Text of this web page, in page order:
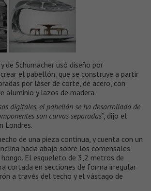
de Schumacher usó diseño por
el pabellón, que se construye a partir
por láser de corte, de acero, con
aluminio y lazos de madera.
digitales, el pabellón se ha desarrollado de
son curvas separadas”, dijo el
Londres.
de una pieza continua, y cuenta con un
hacia abajo sobre los comensales
El esqueleto de 3,2 metros de
cortada en secciones de forma irregular
a través del techo y el vástago de